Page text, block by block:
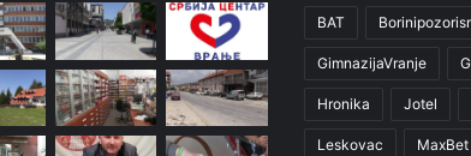
BAT
GimnazijaVranje
Hronika Jotel
Leskovac MaxBet